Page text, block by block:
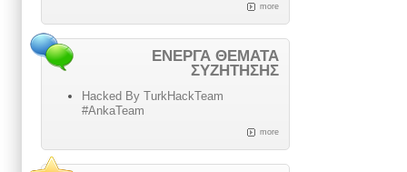
more
ΕΝΕΡΓΆ ΘΈΜΑΤΑ
ΣΥΖΉΤΗΣΗΣ
Hacked By TurkHackTeam
#AnkaTeam
more